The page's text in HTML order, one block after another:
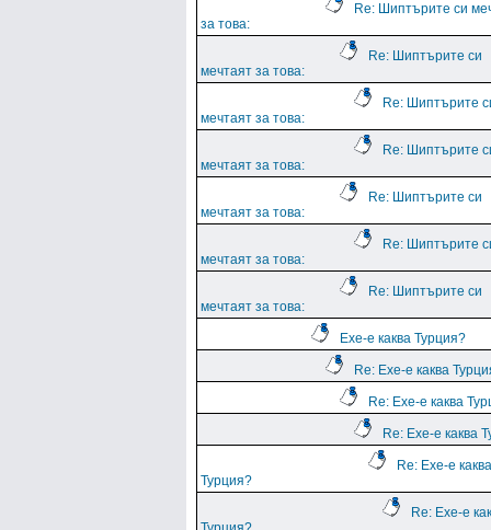
Re: Шиптърите си
за това:
Re: Шиптърите си
мечтаят за това:
Re: Шиптърите
мечтаят за това:
Re: Шиптърите
мечтаят за това:
Re: Шиптърите си
мечтаят за това:
Re: Шиптърите
мечтаят за това:
Re: Шиптърите си
мечтаят за това:
Ехе-е каква Турция?
Re: Ехе-е каква
Re: Ехе-е каква
Re: Ехе-е каква
Re: Ехе-е каква
Турция?
Re: Ехе-е